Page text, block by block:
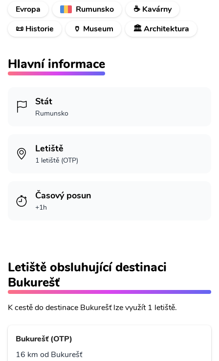
Evropa
Rumunsko
☕ Kavárny
📜 Historie
🏺 Museum 🏛️ Architektura
Hlavní informace
Stát
Rumunsko
Letiště
1 letiště (OTP)
Časový posun
+1h
Letiště obsluhující destinaci
Bukurešť
K cestě do destinace Bukurešť lze využít 1 letiště.
Bukurešť (OTP)
16 km od Bukurešť